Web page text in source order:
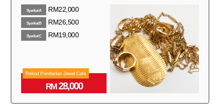
SyarikatA RM22,000
SyarikatB RM26,500
SyarikatC RM19,000
Rekod Pembelian Jewel Cafe
RM28,000